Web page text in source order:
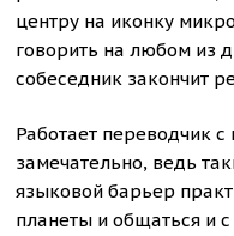
центру на иконку
говорить на любом из
собеседник закончит
Работает переводчик
замечательно, ведь
языковой барьер
планеты и общаться и